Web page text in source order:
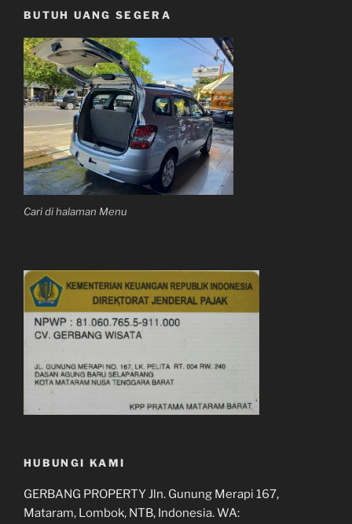
BUTUH UANG SEGERA
Cari di halaman Menu
HUBUNGI KAMI
GERBANG PROPERTY Jln. Gunung Merapi 167,
Mataram, Lombok, NTB, Indonesia. WA: